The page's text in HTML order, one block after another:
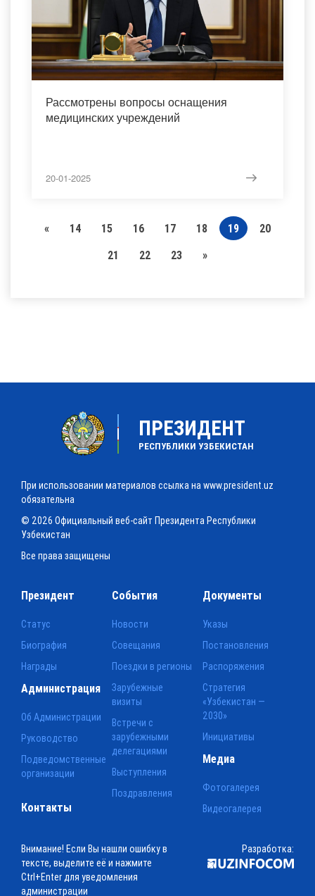
Рассмотрены вопросы оснащения
медицинских учреждений
20-01-2025
« 14 15 16 17 18 19
20
21
22 23 »
ПРЕЗИДЕНТ
РЕСПУБЛИКИ УЗБЕКИСТАН
При использовании материалов ссылка на www.president.uz
обязательна
© 2026 Официальный веб-сайт Президента Республики
Узбекистан
Все права защищены
Президент
Статус
Биография
Награды
События
Новости
Совещания
Поездки в регионы
Зарубежные
визиты
Встречи с
зарубежными
делегациями
Выступления
Поздравления
Документы
Указы
Постановления
Распоряжения
Стратегия
«Узбекистан —
2030»
Инициативы
Администрация
Об Администрации
Руководство
Подведомственные
организации
Медиа
Фотогалерея
Видеогалерея
Контакты
Внимание! Если Вы нашли ошибку в
тексте, выделите её и нажмите
Ctrl+Enter для уведомления
администрации
Разработка: